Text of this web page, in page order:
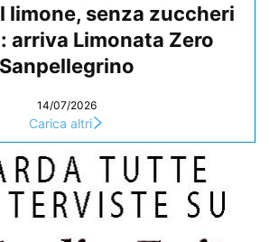
limone, senza zuccheri
arriva Limonata Zero
Sanpellegrino
14/07/2026
Carica altri